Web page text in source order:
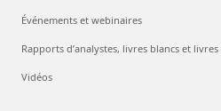
Événements et webinaires
Rapports d’analystes, livres blancs et
Vidéos